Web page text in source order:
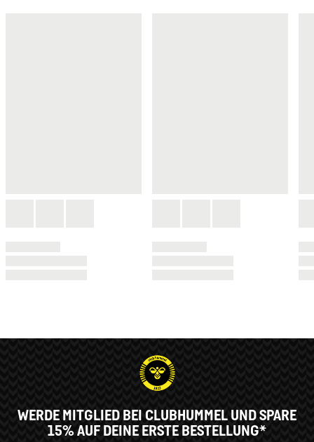
WERDE MITGLIED BEI CLUBHUMMEL UND SPARE
15% AUF DEINE ERSTE BESTELLUNG*